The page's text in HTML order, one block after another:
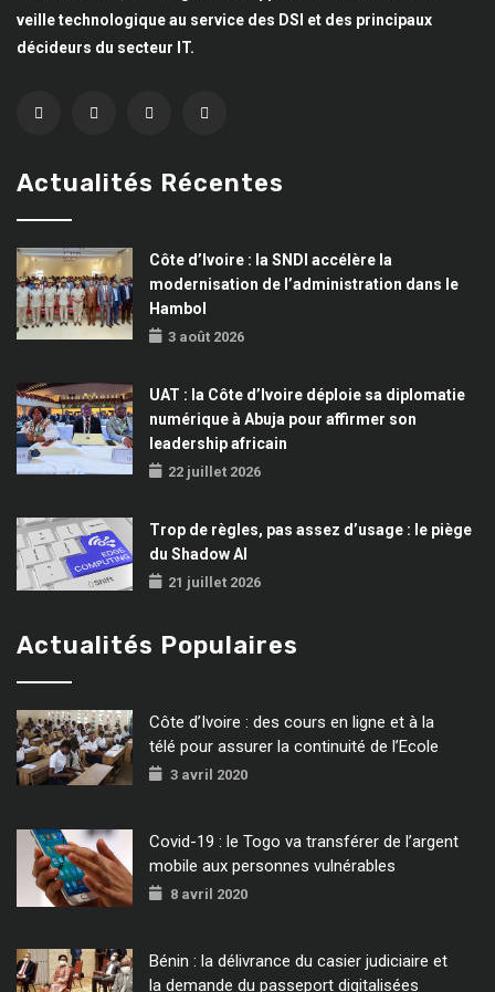
veille technologique au service des DSI et des principaux
décideurs du secteur IT.
Actualités Récentes
Côte d’Ivoire : la SNDI accélère la
modernisation de l’administration dans le
Hambol
3 août 2026
UAT : la Côte d’Ivoire déploie sa diplomatie
numérique à Abuja pour affirmer son
leadership africain
22 juillet 2026
Trop de règles, pas assez d’usage : le piège
du Shadow AI
21 juillet 2026
Actualités Populaires
Côte d’Ivoire : des cours en ligne et à la
télé pour assurer la continuité de l’Ecole
3 avril 2020
Covid-19 : le Togo va transférer de l’argent
mobile aux personnes vulnérables
8 avril 2020
Bénin : la délivrance du casier judiciaire et
la demande du passeport digitalisées